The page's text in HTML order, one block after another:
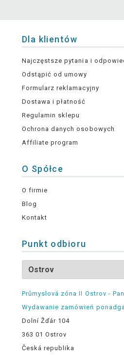
Dla klientów
Najczęstsze pytania i
Odstąpić od umowy
Formularz reklamacyjny
Dostawa i płatność
Regulamin sklepu
Ochrona danych osobowych
Affiliate program
O Spółce
O firmie
Blog
Kontakt
Punkt odbioru
Průmyslová zóna II Ostrov -
Wydawanie zamówień
Dolní Žďár 104
363 01 Ostrov
Česká republika